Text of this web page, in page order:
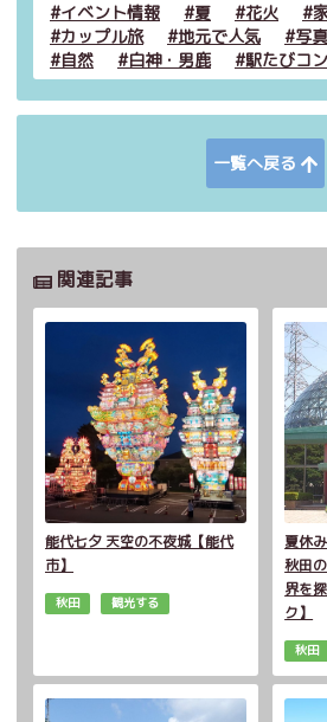
イベント情報 夏 花火
カップル旅
地元で人気 写
自然
白神・男鹿 駅たびコ
一覧へ戻る
関連記事
能代七夕 天空の不夜城【能代
市】
秋田 観光する
夏休
秋田
界を
ク】
秋田